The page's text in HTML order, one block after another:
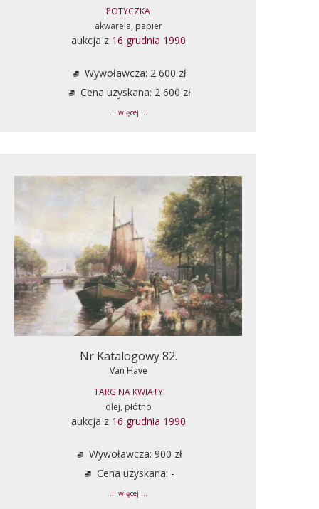
POTYCZKA
akwarela, papier
aukcja z 16 grudnia 1990
Wywoławcza: 2 600 zł
Cena uzyskana: 2 600 zł
... więcej ...
Nr Katalogowy 82.
Van Have
TARG NA KWIATY
olej, płótno
aukcja z 16 grudnia 1990
Wywoławcza: 900 zł
Cena uzyskana: -
... więcej ...